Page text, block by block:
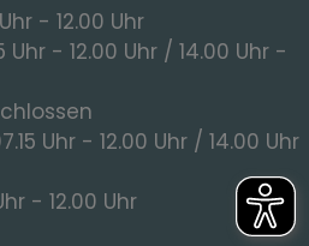
- 12.00 Uhr
Uhr - 12.00 Uhr / 14.00 Uhr -
Uhr - 12.00 Uhr / 14.00 Uhr
- 12.00 Uhr